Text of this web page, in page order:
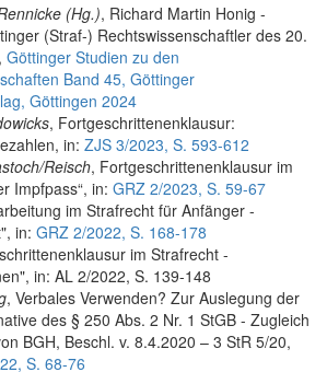
(Hg.), Richard Martin Honig -
(Straf-) Rechtswissenschaftler des 20.
Göttinger Studien zu den
Band 45, Göttinger
Göttingen 2024
, Fortgeschrittenenklausur:
in: ZJS 3/2023, S. 593-612
Reisch, Fortgeschrittenenklausur im
Impfpass“, in: GRZ 2/2023, S. 59-67
im Strafrecht für Anfänger -
in: GRZ 2/2022, S. 168-178
im Strafrecht -
in: AL 2/2022, S. 139-148
, Verbales Verwenden? Zur Auslegung der
des § 250 Abs. 2 Nr. 1 StGB - Zugleich
BGH, Beschl. v. 8.4.2020 – 3 StR 5/20,
S. 68-76